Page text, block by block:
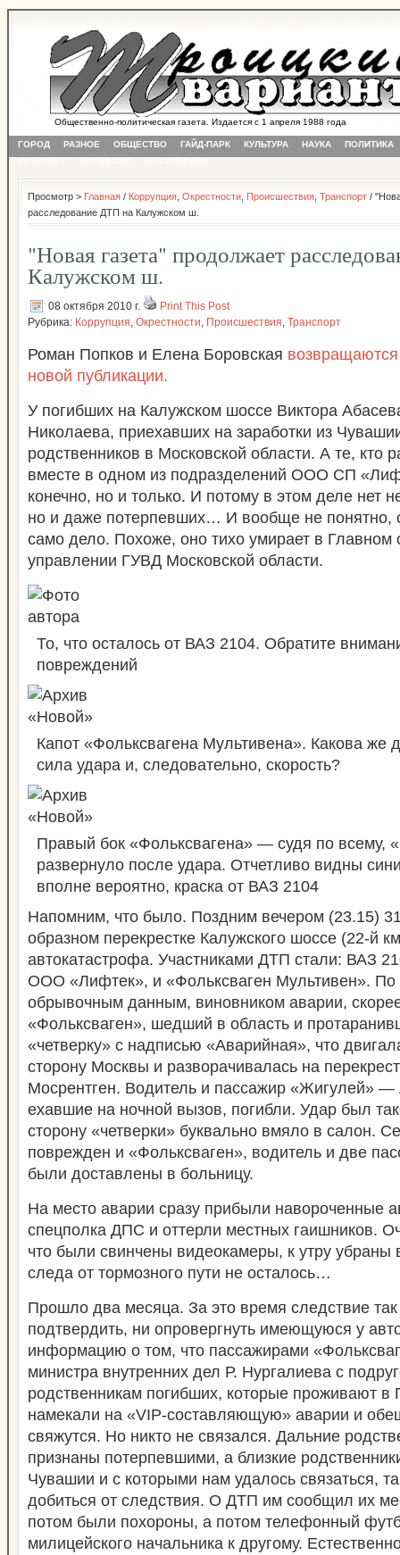
Общественно-политическая газета. Издается с 1 апреля 1988 года
ГОРОД РАЗНОЕ ОБЩЕСТВО ГАЙД-ПАРК КУЛЬТУРА НАУКА
ПОЛИТИКА
Просмотр > Главная / Коррупция Окрестности Происшествия Транспорт /
расследование ДТП на Калужском ш.
"Новая газета" продолжает
Калужском ш.
08 октября 2010 г.
Print This Post
Рубрика: Коррупция, Окрестности, Происшествия, Транспорт
Роман Попков и Елена Боровская возвращаются
новой публикации.
У погибших на Калужском шоссе Виктора
Николаева, приехавших на заработки из
родственников в Московской области. А те, кто
вместе в одном из подразделений ООО СП
конечно, но и только. И потому в этом деле нет
но и даже потерпевших… И вообще не понятно,
само дело. Похоже, оно тихо умирает в Главном
управлении ГУВД Московской области.
То, что осталось от ВАЗ 2104. Обратите
повреждений
Капот «Фольксвагена Мультивена». Какова же
сила удара и, следовательно, скорость?
Правый бок «Фольксвагена» — судя по всему,
развернуло после удара. Отчетливо видны
вполне вероятно, краска от ВАЗ 2104
Напомним, что было. Поздним вечером (23.15)
образном перекрестке Калужского шоссе (22-й
автокатастрофа. Участниками ДТП стали: ВАЗ
ООО «Лифтек», и «Фольксваген Мультивен».
обрывочным данным, виновником аварии,
«Фольксваген», шедший в область и
«четверку» с надписью «Аварийная», что
сторону Москвы и разворачивалась на
Мосрентген. Водитель и пассажир «Жигулей» —
ехавшие на ночной вызов, погибли. Удар был
сторону «четверки» буквально вмяло в салон.
поврежден и «Фольксваген», водитель и две
были доставлены в больницу.
На место аварии сразу прибыли навороченные
спецполка ДПС и оттерли местных гаишников.
что были свинчены видеокамеры, к утру убраны
следа от тормозного пути не осталось…
Прошло два месяца. За это время следствие
подтвердить, ни опровергнуть имеющуюся у
информацию о том, что пассажирами
министра внутренних дел Р. Нургалиева с
родственникам погибших, которые проживают в
намекали на «VIP-составляющую» аварии и
свяжутся. Но никто не связался. Дальние
признаны потерпевшими, а близкие
Чувашии и с которыми нам удалось связаться,
добиться от следствия. О ДТП им сообщил их
потом были похороны, а потом телефонный
милицейского начальника к другому.